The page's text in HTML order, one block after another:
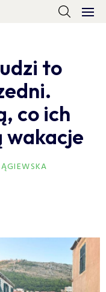
to
co ich
wakacje